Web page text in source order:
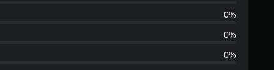
分
為
5
0%
0%
0%